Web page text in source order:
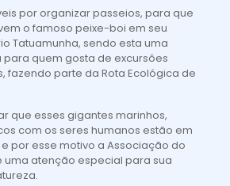
por organizar passeios, para que
o famoso peixe-boi em seu
Tatuamunha, sendo esta uma
quem gosta de excursões
fazendo parte da Rota Ecológica de
que esses gigantes marinhos,
com os seres humanos estão em
por esse motivo a Associação do
uma atenção especial para sua